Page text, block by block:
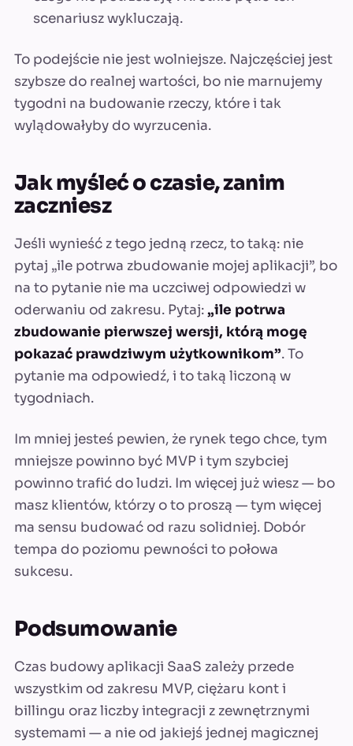
scenariusz wykluczają.
To podejście nie jest wolniejsze. Najczęściej jest
szybsze do realnej wartości, bo nie marnujemy
tygodni na budowanie rzeczy, które i tak
wylądowałyby do wyrzucenia.
Jak myśleć o czasie, zanim
zaczniesz
Jeśli wynieść z tego jedną rzecz, to taką: nie
pytaj „ile potrwa zbudowanie mojej aplikacji”, bo
na to pytanie nie ma uczciwej odpowiedzi w
oderwaniu od zakresu. Pytaj:„ile potrwa
zbudowanie pierwszej wersji, którą mogę
pokazać prawdziwym użytkownikom”. To
pytanie ma odpowiedź, i to taką liczoną w
tygodniach.
Im mniej jesteś pewien, że rynek tego chce, tym
mniejsze powinno być MVP i tym szybciej
powinno trafić do ludzi. Im więcej już wiesz — bo
masz klientów, którzy o to proszą — tym więcej
ma sensu budować od razu solidniej. Dobór
tempa do poziomu pewności to połowa
sukcesu.
Podsumowanie
Czas budowy aplikacji SaaS zależy przede
wszystkim od zakresu MVP, ciężaru kont i
billingu oraz liczby integracji z zewnętrznymi
systemami — a nie od jakiejś jednej magicznej